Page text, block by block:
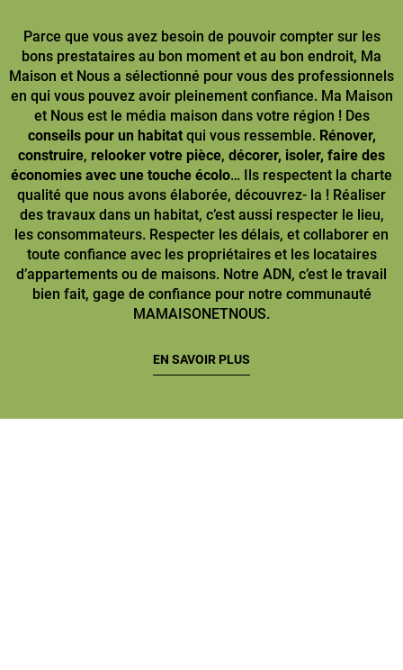
Parce que vous avez besoin de pouvoir compter sur les
bons prestataires au bon moment et au bon endroit, Ma
Maison et Nous a sélectionné pour vous des professionnels
en qui vous pouvez avoir pleinement confiance. Ma Maison
et Nous est le média maison dans votre région ! Des
conseils pour un habitatqui vous ressemble. Rénover,
construire, relooker votre pièce, décorer, isoler, faire des
économies avec une touche écolo… Ils respectent la charte
qualité que nous avons élaborée, découvrez- la ! Réaliser
des travaux dans un habitat, c’est aussi respecter le lieu,
les consommateurs. Respecter les délais, et collaborer en
toute confiance avec les propriétaires et les locataires
d’appartements ou de maisons. Notre ADN, c’est le travail
bien fait, gage de confiance pour notre communauté
MAMAISONETNOUS.
EN SAVOIR PLUS